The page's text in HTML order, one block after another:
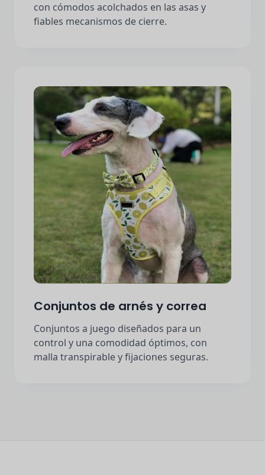
con cómodos acolchados en las asas y
fiables mecanismos de cierre.
Conjuntos de arnés y correa
Conjuntos a juego diseñados para un
control y una comodidad óptimos, con
malla transpirable y fijaciones seguras.